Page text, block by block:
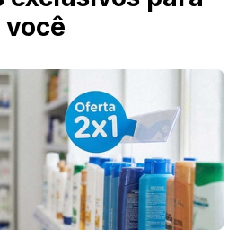
você